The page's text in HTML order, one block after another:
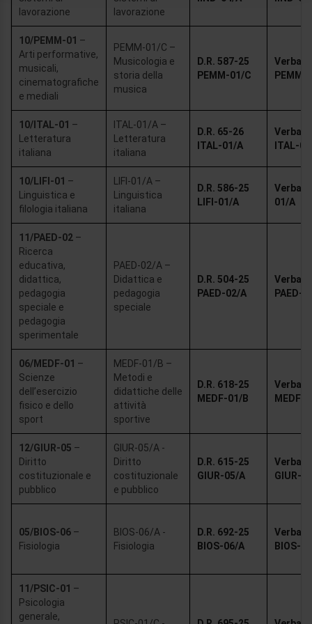
nostri partner che si occupano di analisi dei dati web,
con altre informazioni che ha fornito loro o che hanno
raccolto dal suo utilizzo dei loro servizi.
lavorazione
lavorazione
10/PEMM-01 –
Arti performative,
musicali,
cinematografiche
e mediali
PEMM-01/C –
Musicologia e
storia della
musica
D.R. 587-25
PEMM-01/C
Verbale
PEMM-
10/ITAL-01 –
Letteratura
italiana
ITAL-01/A –
Letteratura
italiana
D.R. 65-26
ITAL-01/A
Verbale
ITAL-
10/LIFI-01 –
Linguistica e
filologia italiana
LIFI-01/A –
Linguistica
italiana
D.R. 586-25
LIFI-01/A
Verbale
01/A
11/PAED-02 –
Ricerca
educativa,
didattica,
pedagogia
speciale e
pedagogia
sperimentale
PAED-02/A –
Didattica e
pedagogia
speciale
D.R. 504-25
PAED-02/A
Verbale
PAED-
06/MEDF-01 –
Scienze
dell’esercizio
fisico e dello
sport
MEDF-01/B –
Metodi e
didattiche delle
attività
sportive
D.R. 618-25
MEDF-01/B
Verbale
MEDF-
12/GIUR-05 –
Diritto
costituzionale e
pubblico
GIUR-05/A -
Diritto
costituzionale
e pubblico
D.R. 615-25
GIUR-05/A
Verbale
GIUR-
05/BIOS-06 –
Fisiologia
BIOS-06/A -
Fisiologia
D.R. 692-25
BIOS-06/A
Verbale
BIOS-
11/PSIC-01 –
Psicologia
generale,